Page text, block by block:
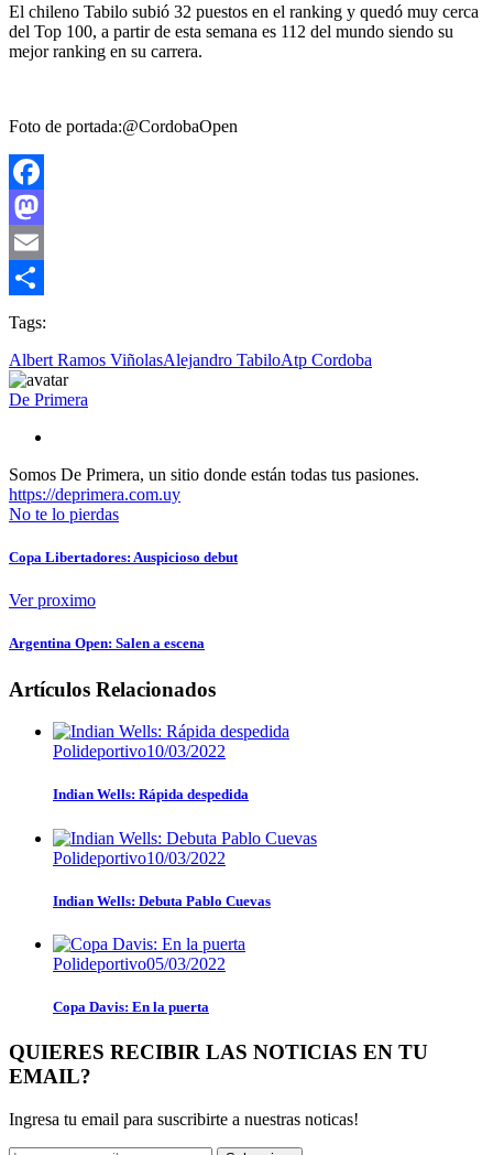
El chileno Tabilo subió 32 puestos en el ranking y quedó muy cerca
del Top 100, a partir de esta semana es 112 del mundo siendo su
mejor ranking en su carrera.
Foto de portada:@CordobaOpen
Facebook
Mastodon
Email
Compartir
Tags:
Albert Ramos ViñolasAlejandro TabiloAtp Cordoba
De Primera
Somos De Primera, un sitio donde están todas tus pasiones.
https://deprimera.com.uy
No te lo pierdas
Copa Libertadores: Auspicioso debut
Ver proximo
Argentina Open: Salen a escena
Artículos Relacionados
Polideportivo10/03/2022
Indian Wells: Rápida despedida
Polideportivo10/03/2022
Indian Wells: Debuta Pablo Cuevas
Polideportivo05/03/2022
Copa Davis: En la puerta
QUIERES RECIBIR LAS NOTICIAS EN TU
EMAIL?
Ingresa tu email para suscribirte a nuestras noticas!